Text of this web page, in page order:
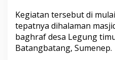
,
B
e
r
Kegiatan tersebut di
tepatnya dihalaman
baghraf desa Legung
Batangbatang, Sumenep.